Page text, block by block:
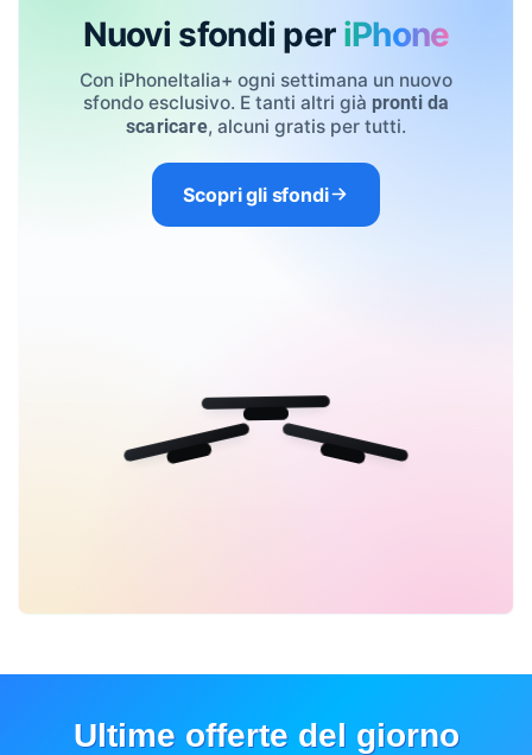
Nuovi sfondi per iPhone
Con iPhoneItalia+ ogni settimana un nuovo
sfondo esclusivo. E tanti altri già pronti da
scaricare, alcuni gratis per tutti.
Scopri gli sfondi
Ultime offerte del giorno